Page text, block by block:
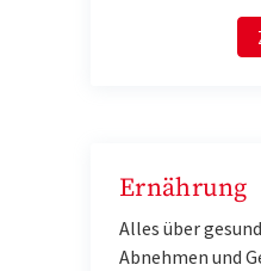
Ernährung
Alles über
Abnehmen und